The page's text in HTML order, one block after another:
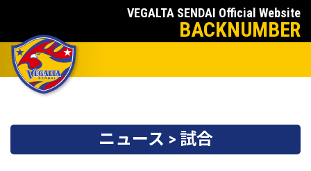
VEGALTA SENDAI Official Website
BACKNUMBER
ニュース > 試合